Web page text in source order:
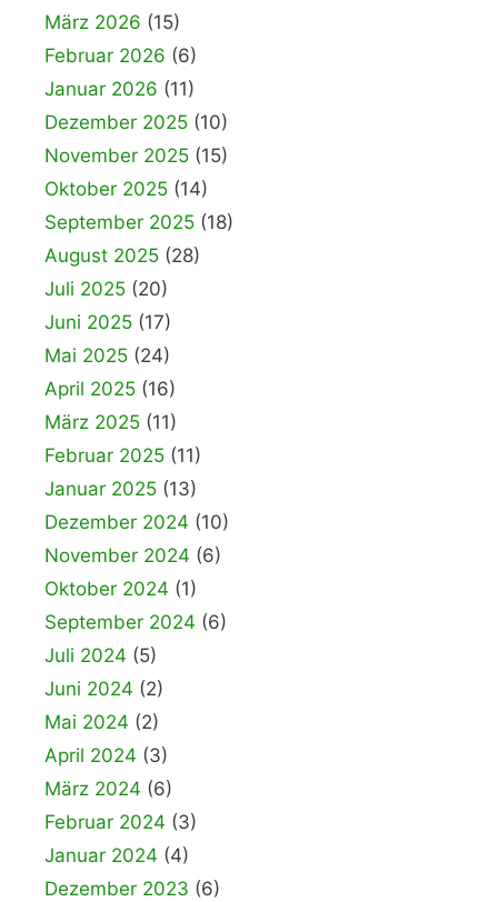
März 2026 (15)
Februar 2026 (6)
Januar 2026 (11)
Dezember 2025 (10)
November 2025 (15)
Oktober 2025 (14)
September 2025 (18)
August 2025 (28)
Juli 2025 (20)
Juni 2025 (17)
Mai 2025 (24)
April 2025 (16)
März 2025 (11)
Februar 2025 (11)
Januar 2025 (13)
Dezember 2024 (10)
November 2024 (6)
Oktober 2024 (1)
September 2024 (6)
Juli 2024 (5)
Juni 2024 (2)
Mai 2024 (2)
April 2024 (3)
März 2024 (6)
Februar 2024 (3)
Januar 2024 (4)
Dezember 2023 (6)